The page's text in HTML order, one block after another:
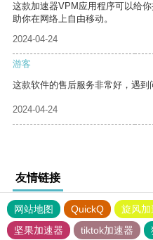
这款加速器VPM应用程序可以给
助你在网络上自由移动。
2024-04-24
游客
这款软件的售后服务非常好，遇到
2024-04-24
友情链接
网站地图 QuickQ 旋风加
坚果加速器
tiktok加速器